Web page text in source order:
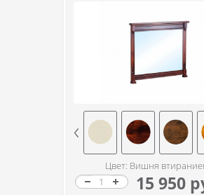
Цвет: Вишня
15 950